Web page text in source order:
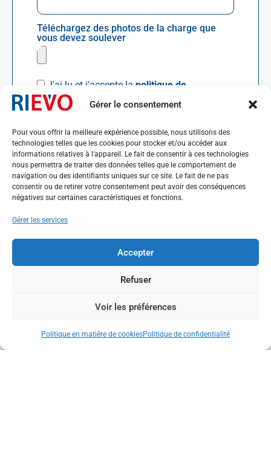
Gérer le consentement
Pour vous offrir la meilleure expérience possible, nous utilisons des
technologies telles que les cookies pour stocker et/ou accéder aux
informations relatives à l'appareil. Le fait de consentir à ces technologies
nous permettra de traiter des données telles que le comportement de
navigation ou des identifiants uniques sur ce site. Le fait de ne pas
consentir ou de retirer votre consentement peut avoir des conséquences
négatives sur certaines caractéristiques et fonctions.
Gérer les services
Accepter
Refuser
Voir les préférences
Politique en matière de cookiesPolitique de confidentialité
Téléchargez des photos de la charge que
vous devez soulever
J'ai lu et j'accepte la politique de
confidentialité *
Envoyer